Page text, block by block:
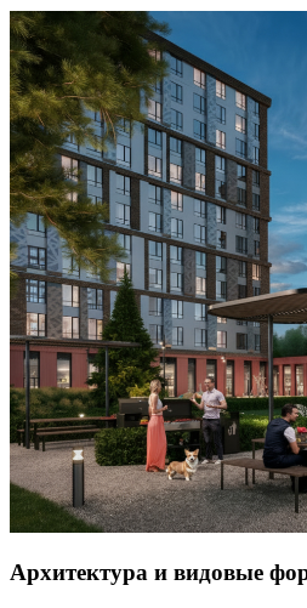
Архитектура и видовые